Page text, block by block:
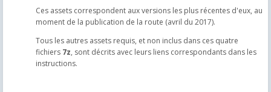
Ces assets correspondent aux versions les plus récentes d'eux, au
moment de la publication de la route (avril du 2017).
Tous les autres assets requis, et non inclus dans ces quatre
fichiers 7z, sont décrits avec leurs liens correspondants dans les
instructions.